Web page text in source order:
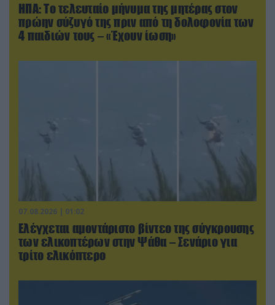
ΗΠΑ: Το τελευταίο μήνυμα της μητέρας στον
πρώην σύζυγό της πριν από τη δολοφονία των
4 παιδιών τους – «Έχουν ίωση»
07.08.2026 | 01:02
Ελέγχεται αμοντάριστο βίντεο της σύγκρουσης
των ελικοπτέρων στην Ψάθα – Σενάριο για
τρίτο ελικόπτερο